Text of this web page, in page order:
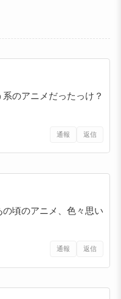
のアニメだったっけ？
通報 返信
頃のアニメ、色々思い
通報 返信